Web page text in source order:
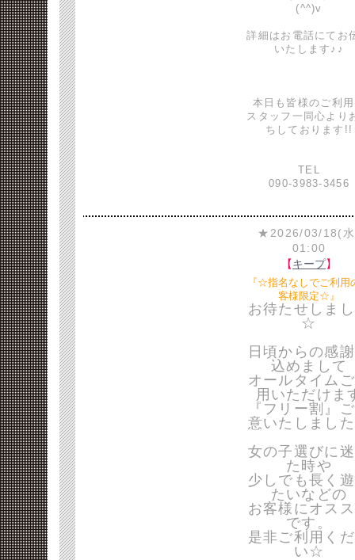
(^^)v
詳細はお電話にてお
いたします♪♪
本日も皆様のご利
スタッフ一同心より
ちしております!!
TEL
090-3983-3456
★2026/03/18(
01:00
【キープ】
『☆指名なしでご利用
客様限定☆』
お待たせしま
☆
日頃からの感
込めまして
オールタイム
用いただけま
『フリー割』
意いたしまし
女の子選びに
た時や
少しでも長く
たいなどの
お客様にオス
です。
是非ご利用く
い☆